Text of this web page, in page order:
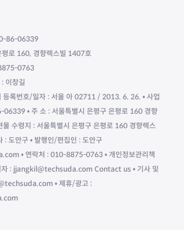
86-06339
평로 160, 경향렉스빌 1407호
0763
이창길
등록번호/일자 : 서울 아 02711 / 2013. 6. 26. • 사업
• 주 소 : 서울특별시 은평구 은평로 160 경향
물 수령지 : 서울특별시 은평구 은평로 160 경향렉스
: 도안구 • 발행인/편집인 : 도안구
• 연락처 : 010-8875-0763 • 개인정보관리책
자 : jjangkil@techsuda.com Contact us • 기사 및
• 제휴/광고 :